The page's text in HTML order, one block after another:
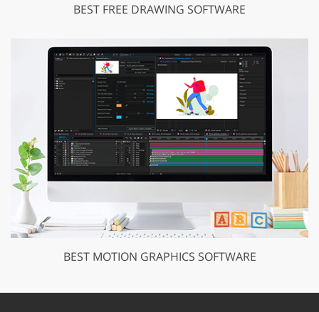
BEST FREE DRAWING SOFTWARE
BEST MOTION GRAPHICS SOFTWARE